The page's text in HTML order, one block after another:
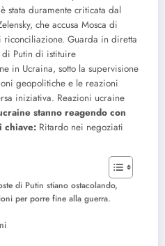
stata duramente criticata dal
che accusa Mosca di
Guarda in diretta
di Putin di istituire
in Ucraina, sotto la supervisione
geopolitiche e le reazioni
iniziativa. Reazioni ucraine
stanno reagendo con
chiave: Ritardo nei negoziati
di Putin stiano ostacolando,
per porre fine alla guerra.